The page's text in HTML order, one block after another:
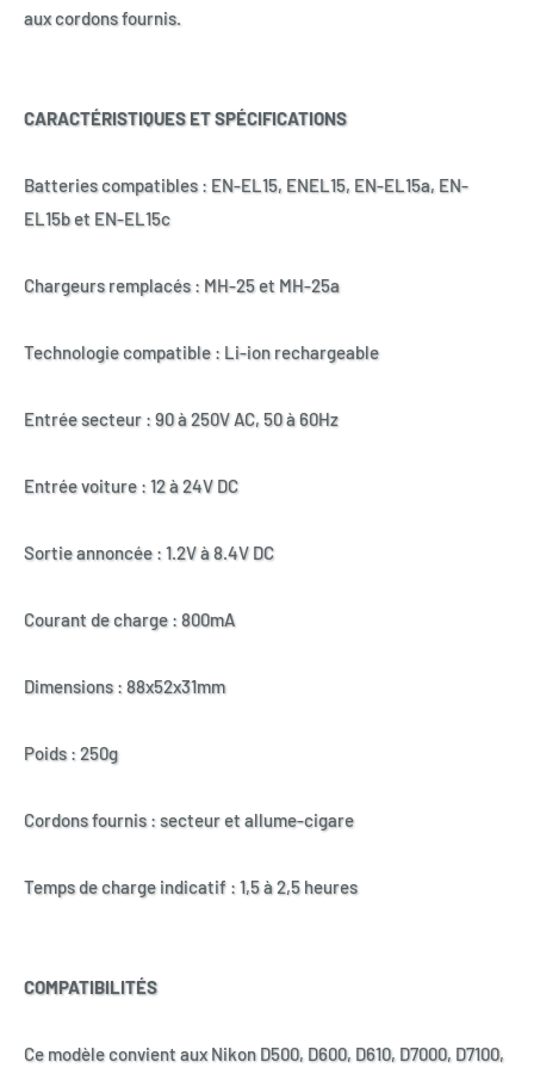
aux cordons fournis.
CARACTÉRISTIQUES ET SPÉCIFICATIONS
Batteries compatibles : EN-EL15, ENEL15, EN-EL15a, EN-
EL15b et EN-EL15c
Chargeurs remplacés : MH-25 et MH-25a
Technologie compatible : Li-ion rechargeable
Entrée secteur : 90 à 250V AC, 50 à 60Hz
Entrée voiture : 12 à 24V DC
Sortie annoncée : 1.2V à 8.4V DC
Courant de charge : 800mA
Dimensions : 88x52x31mm
Poids : 250g
Cordons fournis : secteur et allume-cigare
Temps de charge indicatif : 1,5 à 2,5 heures
COMPATIBILITÉS
Ce modèle convient aux Nikon D500, D600, D610, D7000, D7100,